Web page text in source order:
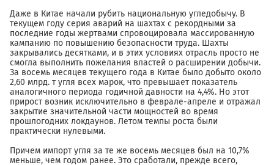
Даже в Китае начали рубить национальную угледобычу. В
текущем году серия аварий на шахтах с рекордными за
последние годы жертвами спровоцировала массированную
кампанию по повышению безопасности труда. Шахты
закрывались десятками, и в этих условиях отрасль просто не
смогла выполнить пожелания властей о расширении добычи.
За восемь месяцев текущего года в Китае было добыто около
2,60 млрд. т угля всех марок, что превышает показатель
аналогичного периода годичной давности на 4,4%. Но этот
прирост возник исключительно в феврале-апреле и отражал
закрытие значительной части мощностей во время
прошлогодних локдаунов. Летом темпы роста были
практически нулевыми.
Причем импорт угля за те же восемь месяцев был на 10,7%
меньше, чем годом ранее. Это сработали, прежде всего,